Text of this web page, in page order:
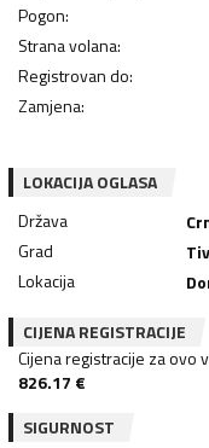
Pogon:
Strana volana:
Registrovan do:
Zamjena:
LOKACIJA OGLASA
Država
Grad
Lokacija
CIJENA REGISTRACIJE
Cijena registracije za ovo
826.17 €
SIGURNOST